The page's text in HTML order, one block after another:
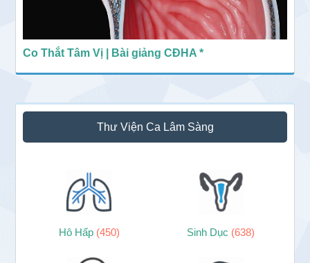
Co Thắt Tâm Vị | Bài giảng CĐHA *
Thư Viện Ca Lâm Sàng
Hô Hấp (450) Sinh Dục (638)